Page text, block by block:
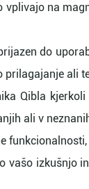
na
do
ali
Qibla
ali v
izkušnjo